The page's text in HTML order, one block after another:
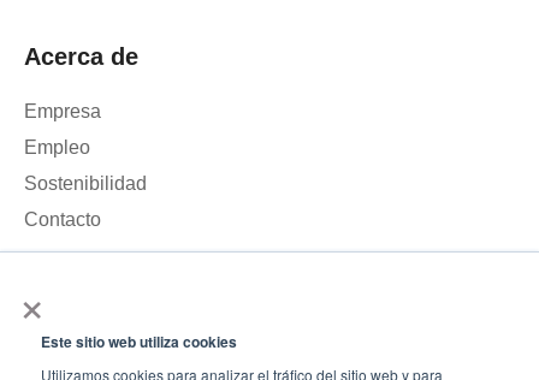
×
Este sitio web utiliza cookies
Utilizamos cookies para analizar el tráfico del sitio web y para
Utilizamos cookies para analizar el tráfico de nuestra página
web y mejorar tu experiencia. Al hacer clic en «Aceptar», das tu
Acerca de
Empresa
Empleo
Sostenibilidad
Contacto
© 2026 – Roamler .V. Términos y condiciones Política de